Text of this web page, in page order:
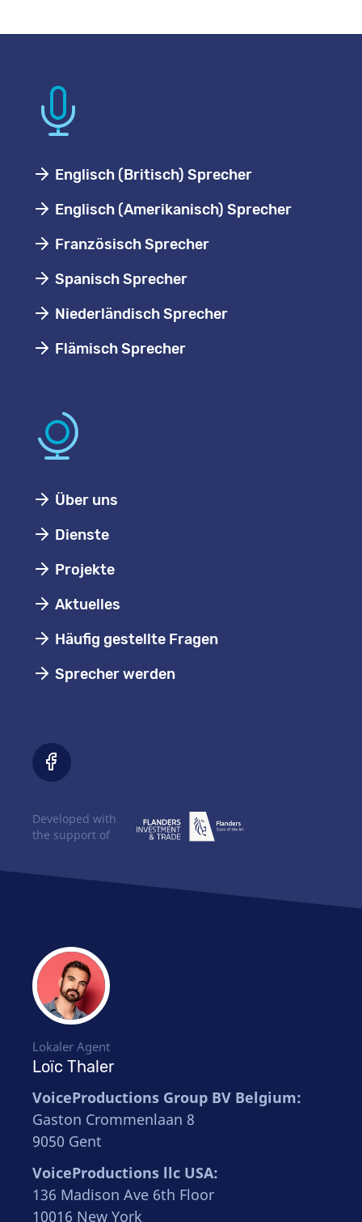
Englisch (Britisch) Sprecher
Englisch (Amerikanisch) Sprecher
Französisch Sprecher
Spanisch Sprecher
Niederländisch Sprecher
Flämisch Sprecher
Über uns
Dienste
Projekte
Aktuelles
Häufig gestellte Fragen
Sprecher werden
Lokaler Agent
Loïc Thaler
VoiceProductions Group BV Belgium:
Gaston Crommenlaan 8
9050 Gent
VoiceProductions llc USA:
136 Madison Ave 6th Floor
10016 New York
Developed with
the support of